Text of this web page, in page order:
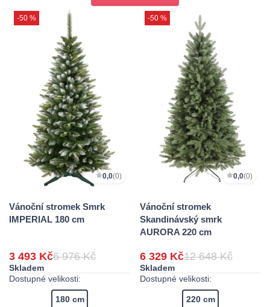
-50 %
0,0(0)
Vánoční stromek Smrk
IMPERIAL 180 cm
3 493 Kč6 976 Kč
Skladem
Dostupné velikosti:
180 cm
-50 %
0,0(0)
Vánoční stromek
Skandinávský smrk
AURORA 220 cm
6 329 Kč12 648 Kč
Skladem
Dostupné velikosti:
220 cm